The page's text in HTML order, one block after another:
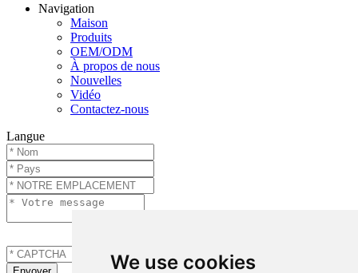
We use cookies
Navigation
Maison
Produits
OEM/ODM
À propos de nous
Nouvelles
Vidéo
Contactez-nous
Langue